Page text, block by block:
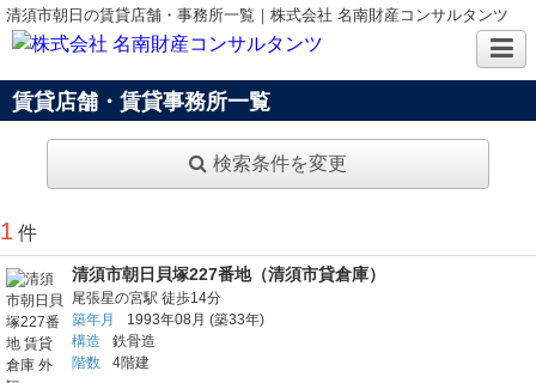
清須市朝日の賃貸店舗・事務所一覧｜株式会社 名南財産コンサルタンツ
賃貸店舗・賃貸事務所一覧
検索条件を変更
1 件
清須市朝日貝塚227番地（清須市貸倉庫）
尾張星の宮駅 徒歩14分
築年月
1993年08月 (築33年)
構造
鉄骨造
階数
4階建